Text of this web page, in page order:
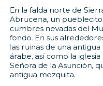
En la falda norte de
Abrucena, un
cumbres nevadas del
fondo. En sus
las ruinas de una
árabe, así como la
Señora de la Asunción,
antigua mezquita.